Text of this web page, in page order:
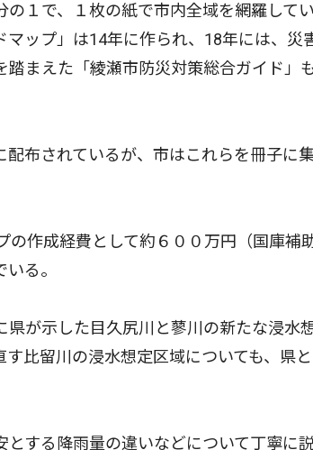
１で、１枚の紙で市内全域を網羅してい
ップ」は14年に作られ、18年には、災
まえた「綾瀬市防災対策総合ガイド」
布されているが、市はこれらを冊子に
作成経費として約６００万円（国庫補
る。
が示した目久尻川と蓼川の新たな浸水
比留川の浸水想定区域についても、県
する降雨量の違いなどについて丁寧に